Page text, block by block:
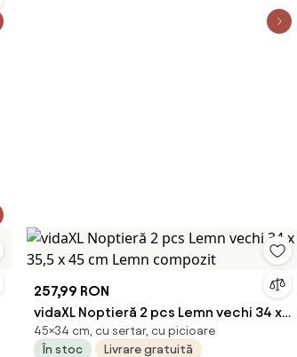
257,99 RON
vidaXL Noptieră 2 pcs Lemn vechi 34 x
35,5 x 45 cm Lemn compozit
45×34 cm, cu sertar, cu picioare
În stoc
Livrare gratuită